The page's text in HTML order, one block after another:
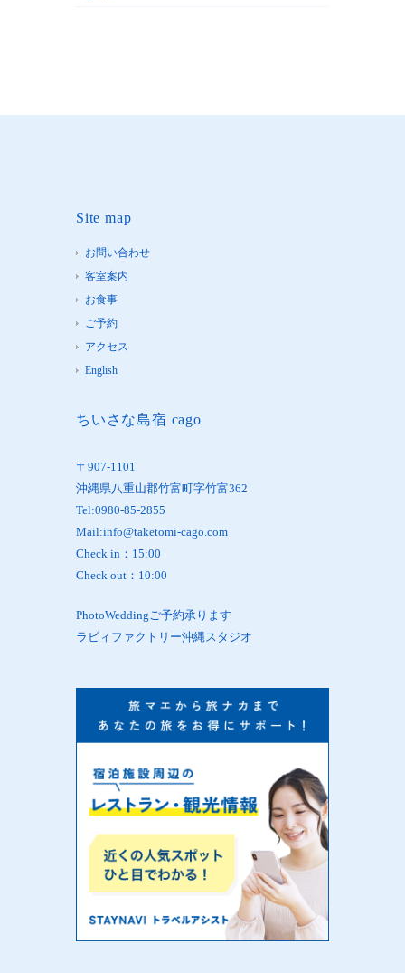
Site map
お問い合わせ
客室案内
お食事
ご予約
アクセス
English
ちいさな島宿 cago
〒907-1101
沖縄県八重山郡竹富町字竹富362
Tel:0980-85-2855
Mail:info@taketomi-cago.com
Check in：15:00
Check out：10:00
PhotoWeddingご予約承ります
ラビィファクトリー沖縄スタジオ